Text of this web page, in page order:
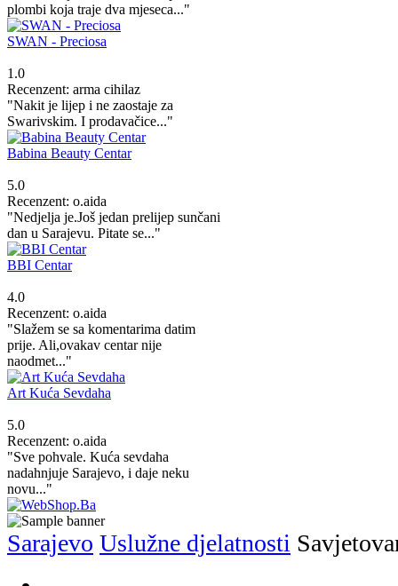
plombi koja traje dva mjeseca..."
SWAN - Preciosa
1.0
Recenzent: arma cihilaz
"Nakit je lijep i ne zaostaje za
Swarivskim. I prodavačice..."
Babina Beauty Centar
5.0
Recenzent: o.aida
"Nedjelja je.Još jedan prelijep sunčani
dan u Sarajevu. Pitate se..."
BBI Centar
4.0
Recenzent: o.aida
"Slažem se sa komentarima datim
prije. Ali,ovakav centar nije
naodmet..."
Art Kuća Sevdaha
5.0
Recenzent: o.aida
"Sve pohvale. Kuća sevdaha
nadahnjuje Sarajevo, i daje neku
novu..."
Sarajevo Uslužne djelatnosti